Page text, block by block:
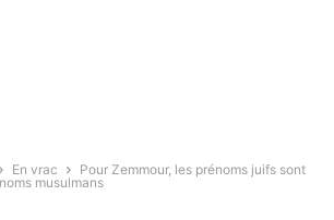
En vrac
Pour Zemmour, les prénoms juifs sont
musulmans